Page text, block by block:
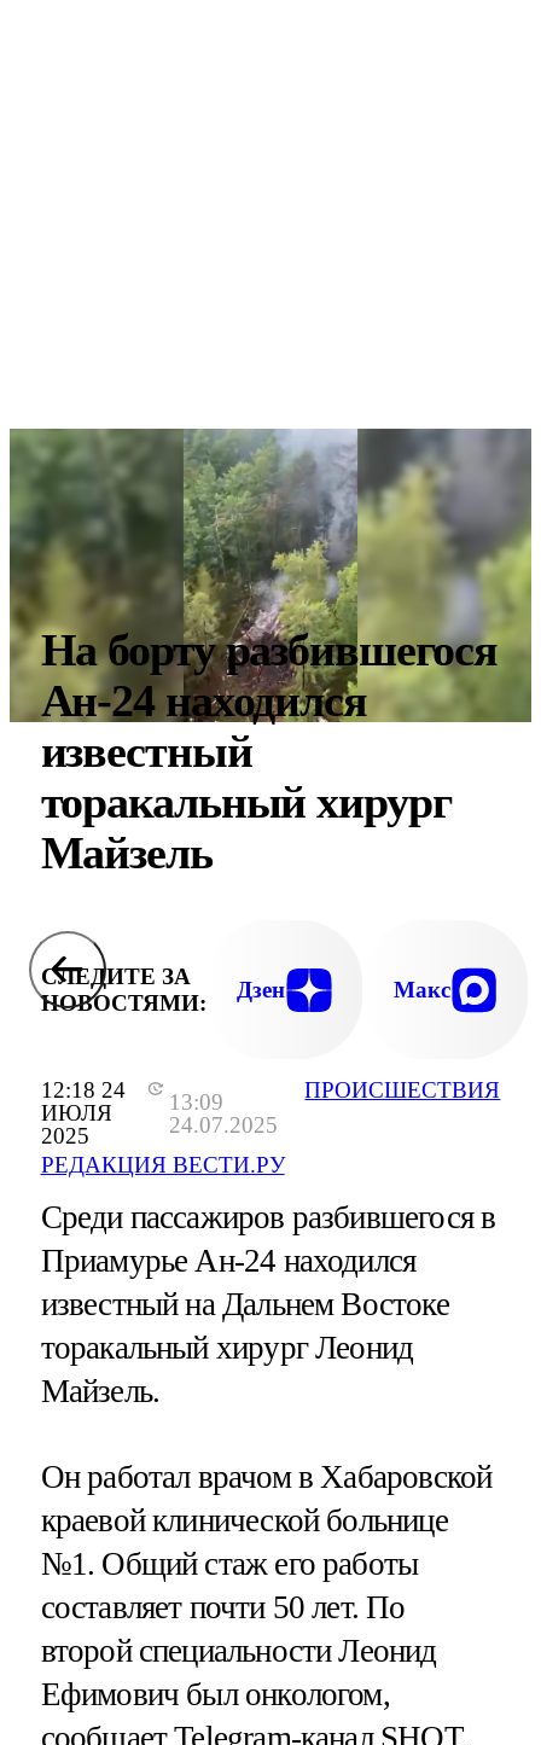
12:18 24
ИЮЛЯ
2025
13:09
24.07.2025
РЕДАКЦИЯ ВЕСТИ.РУ
ПРОИСШЕСТВИЯ
На борту разбившегося
Ан-24 находился
известный
торакальный хирург
Майзель
СЛЕДИТЕ ЗА
НОВОСТЯМИ:
Дзен Макс
Среди пассажиров разбившегося в
Приамурье Ан-24 находился
известный на Дальнем Востоке
торакальный хирург Леонид
Майзель.
Он работал врачом в Хабаровской
краевой клинической больнице
№1. Общий стаж его работы
составляет почти 50 лет. По
второй специальности Леонид
Ефимович был онкологом,